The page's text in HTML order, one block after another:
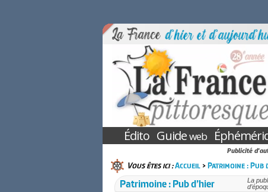
Édito Guideweb
Publicité
Vous êtes ici :Accueil>Patrimoine : Pub
Patrimoine : Pub d’hier
La